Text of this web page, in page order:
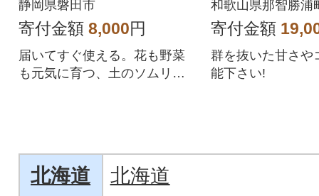
合計28L
静岡県磐田市
寄付金額 8,000円
届いてすぐ使える。花も野菜
も元気に育つ、土のソムリエ
和歌山県那智勝浦
寄付金額
群を抜いた甘さや
能下さい!
北海道 北海道